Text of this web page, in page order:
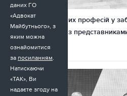
Роль самоврядних професій у
права – діалоги з
23.11.2025
даних ГО
«Адвокат
Майбутнього», з
яким можна
ознайомитися
за посиланням.
Натискаючи
«ТАК», Ви
надаєте згоду на